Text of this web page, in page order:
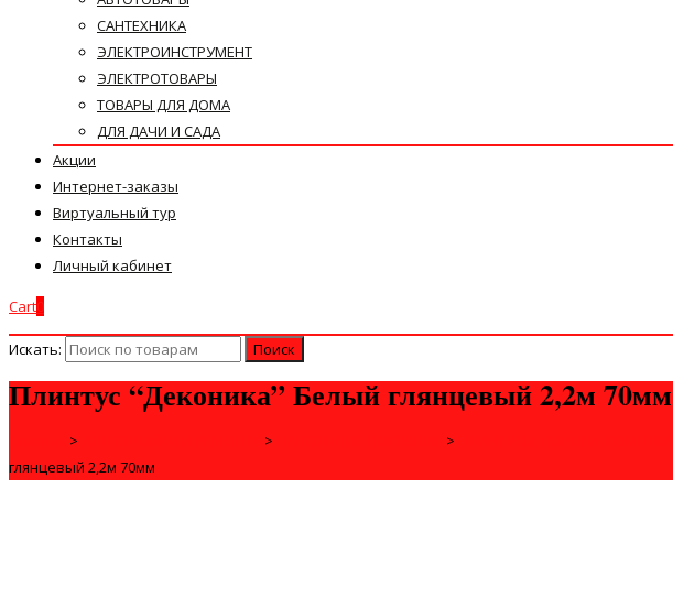
САНТЕХНИКА
ЭЛЕКТРОИНСТРУМЕНТ
ЭЛЕКТРОТОВАРЫ
ТОВАРЫ ДЛЯ ДОМА
ДЛЯ ДАЧИ И САДА
Акции
Интернет-заказы
Виртуальный тур
Контакты
Личный кабинет
Cart
Искать:
Плинтус “Деконика” Белый глянцевый 2,2м 70мм
> > >
глянцевый 2,2м 70мм